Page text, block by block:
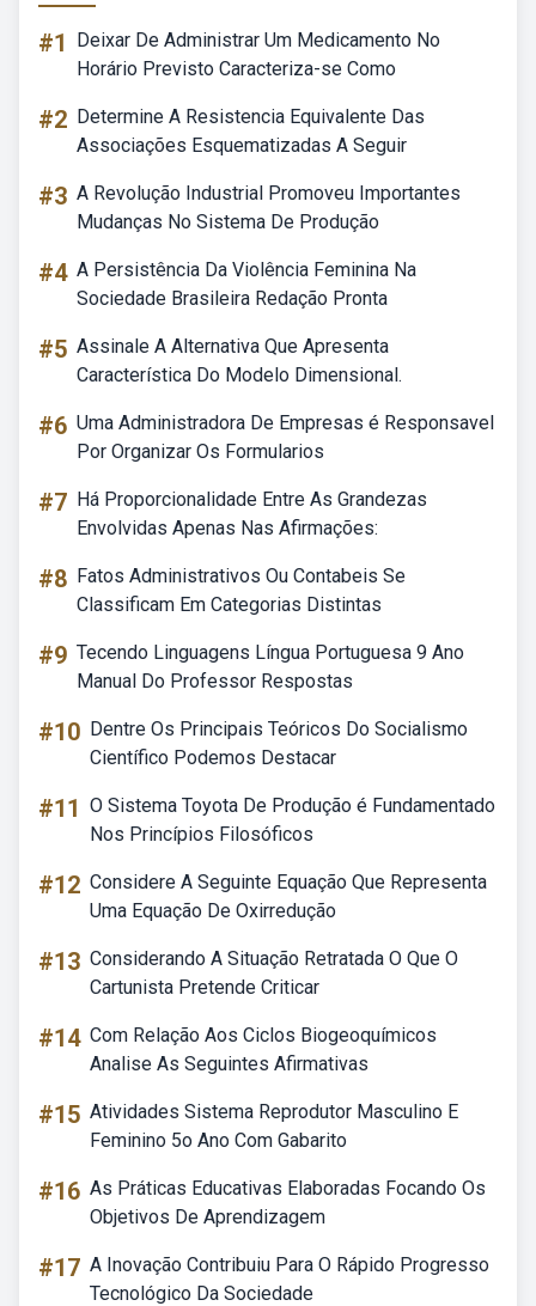
#1
Deixar De Administrar Um Medicamento No
Horário Previsto Caracteriza-se Como
#2 Determine A Resistencia Equivalente Das
Associações Esquematizadas A Seguir
#3 A Revolução Industrial Promoveu Importantes
Mudanças No Sistema De Produção
#4 A Persistência Da Violência Feminina Na
Sociedade Brasileira Redação Pronta
#5 Assinale A Alternativa Que Apresenta
Característica Do Modelo Dimensional.
#6 Uma Administradora De Empresas é Responsavel
Por Organizar Os Formularios
#7 Há Proporcionalidade Entre As Grandezas
Envolvidas Apenas Nas Afirmações:
#8 Fatos Administrativos Ou Contabeis Se
Classificam Em Categorias Distintas
#9 Tecendo Linguagens Língua Portuguesa 9 Ano
Manual Do Professor Respostas
#10 Dentre Os Principais Teóricos Do Socialismo
Científico Podemos Destacar
#11 O Sistema Toyota De Produção é Fundamentado
Nos Princípios Filosóficos
#12 Considere A Seguinte Equação Que Representa
Uma Equação De Oxirredução
#13 Considerando A Situação Retratada O Que O
Cartunista Pretende Criticar
#14 Com Relação Aos Ciclos Biogeoquímicos
Analise As Seguintes Afirmativas
#15 Atividades Sistema Reprodutor Masculino E
Feminino 5o Ano Com Gabarito
#16 As Práticas Educativas Elaboradas Focando Os
Objetivos De Aprendizagem
#17 A Inovação Contribuiu Para O Rápido Progresso
Tecnológico Da Sociedade